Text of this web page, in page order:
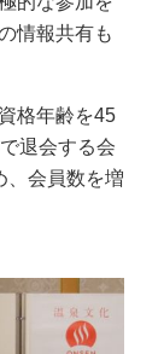
情報共有も
格年齢を45
退会する会
、会員数を増